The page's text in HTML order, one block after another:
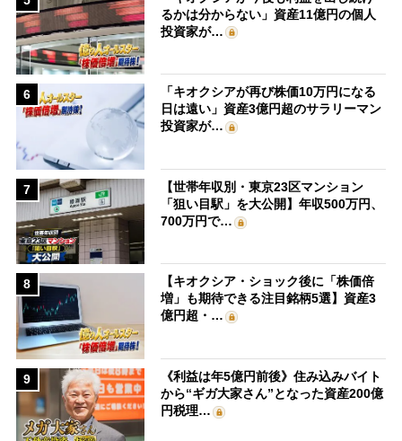
るかは分からない」資産11億円の個人
投資家が…
6
「キオクシアが再び株価10万円になる
日は遠い」資産3億円超のサラリーマン
投資家が…
7
【世帯年収別・東京23区マンション
「狙い目駅」を大公開】年収500万円、
700万円で…
8
【キオクシア・ショック後に「株価倍
増」も期待できる注目銘柄5選】資産3
億円超・…
9
《利益は年5億円前後》住み込みバイト
から“ギガ大家さん”となった資産200億
円税理…